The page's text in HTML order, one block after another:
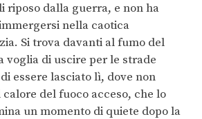
riposo dalla guerra, e non ha
nella caotica
Si trova davanti al fumo del
voglia di uscire per le strade
essere lasciato lì, dove non
del fuoco acceso, che lo
un momento di quiete dopo la